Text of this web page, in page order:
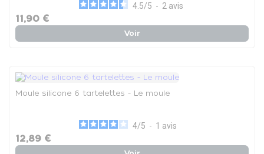
4.5/5 - 2 avis
11,90 €
Voir
Moule silicone 6 tartelettes - Le moule
4/5 - 1 avis
12,89 €